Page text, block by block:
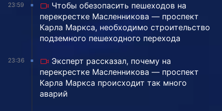
23:59
Чтобы обезопасить пешеходов на
перекрестке Масленникова — проспект
Карла Маркса, необходимо строительство
подземного пешеходного перехода
23:36
Эксперт рассказал, почему на
перекрестке Масленникова — проспект
Карла Маркса происходит так много
аварий